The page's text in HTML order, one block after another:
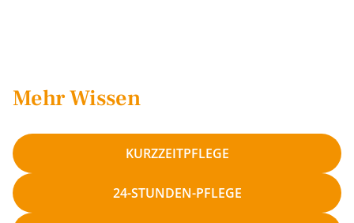
Mehr Wissen
KURZZEITPFLEGE
24-STUNDEN-PFLEGE